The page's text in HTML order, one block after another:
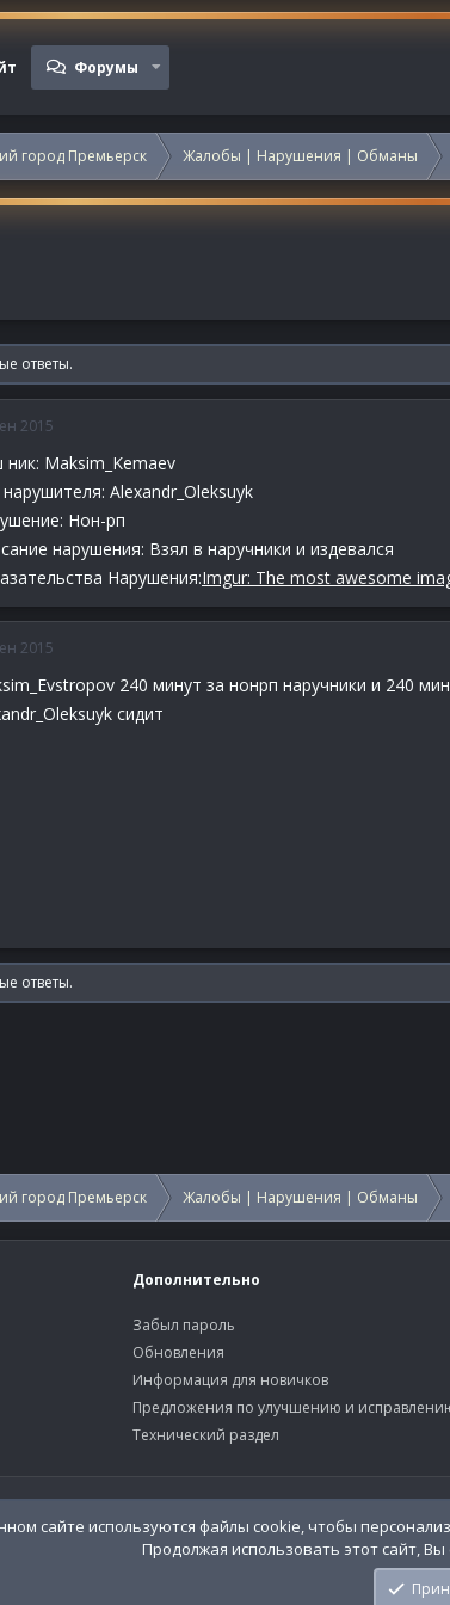
Форумы
город Премьерск Жалобы | Нарушения | Обманы
ответы.
2015
Maksim_Kemaev
Alexandr_Oleksuyk
Нон-рп
нарушения: Взял в наручники и издевался
Нарушения:Imgur: The most awesome
2015
240 минут за нонрп наручники и 240
сидит
ответы.
город Премьерск Жалобы | Нарушения | Обманы
Дополнительно
Забыл пароль
Обновления
Информация для новичков
Предложения по улучшению и
Технический раздел
сайте используются файлы cookie, чтобы
Продолжая использовать этот сайт,